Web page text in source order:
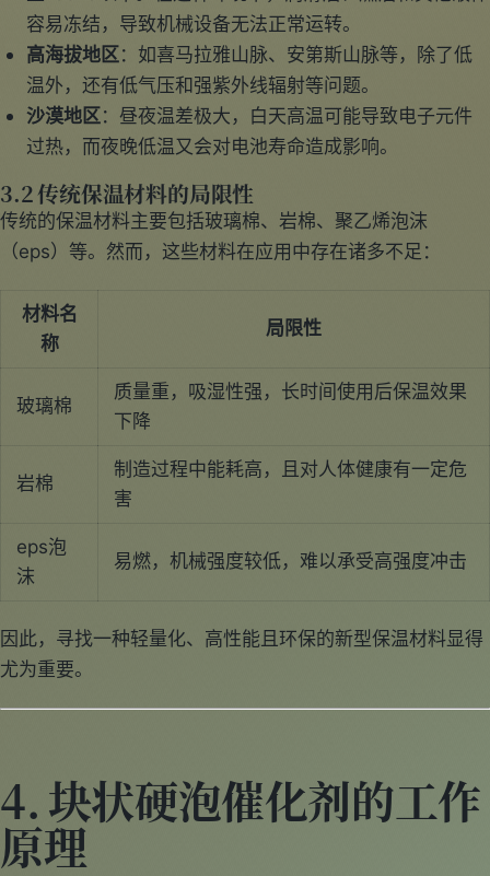
容易冻结，导致机械设备无法正常运转。
高海拔地区：如喜马拉雅山脉、安第斯山脉等，除了低
温外，还有低气压和强紫外线辐射等问题。
沙漠地区：昼夜温差极大，白天高温可能导致电子元件
过热，而夜晚低温又会对电池寿命造成影响。
3.2 传统保温材料的局限性
传统的保温材料主要包括玻璃棉、岩棉、聚乙烯泡沫
（eps）等。然而，这些材料在应用中存在诸多不足：
材料名
称
局限性
玻璃棉
质量重，吸湿性强，长时间使用后保温效果
下降
岩棉
制造过程中能耗高，且对人体健康有一定危
害
eps泡
沫
易燃，机械强度较低，难以承受高强度冲击
因此，寻找一种轻量化、高性能且环保的新型保温材料显得
尤为重要。
4. 块状硬泡催化剂的工作
原理